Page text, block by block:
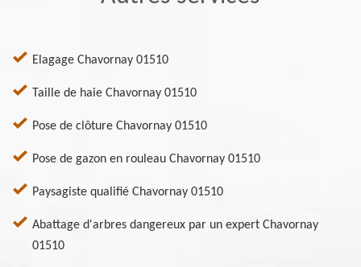
Elagage Chavornay 01510
Taille de haie Chavornay 01510
Pose de clôture Chavornay 01510
Pose de gazon en rouleau Chavornay 01510
Paysagiste qualifié Chavornay 01510
Abattage d'arbres dangereux par un expert Chavornay
01510